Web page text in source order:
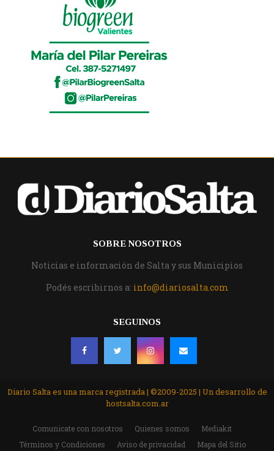
SOBRE NOSOTROS
Noticias e información de Salta y sus Municipios
Podés escribirnos a: info@diariosalta.com
SEGUINOS
Diario Salta es una marca registrada | ©2009-2025 | Un desarrollo de
hostsalta.com.ar
Comunicate con nosotros Quienes somos
Mediakit
Términos y Condiciones
Aviso de privacidad Mapa del Sitio